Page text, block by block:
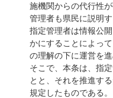
施機関からの代行性
管理者も県民に説明
指定管理者は情報公
かにすることによっ
の理解の下に運営を
そこで、本条は、指
とと、それを推進す
規定したものである。